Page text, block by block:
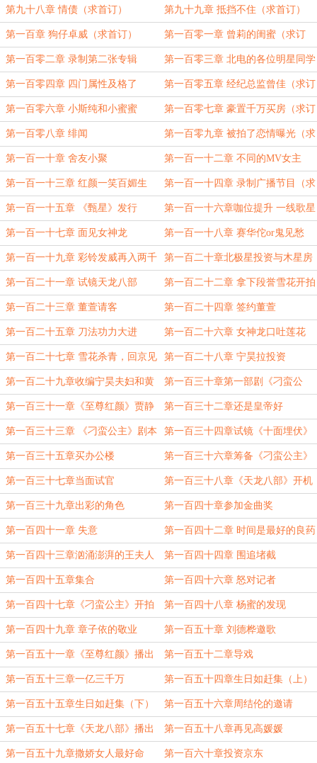
第九十八章 情债（求首订） 第九十九章 抵挡不住（求首订）
第一百章 狗仔卓威（求首订） 第一百零一章 曾莉的闺蜜（求订
阅，求各种票）
第一百零二章 录制第二张专辑 第一百零三章 北电的各位明星同学
（求订阅）
第一百零四章 四门属性及格了 第一百零五章 经纪总监曾佳（求订
阅，求各种票）
第一百零六章 小斯纯和小蜜蜜 第一百零七章 豪置千万买房（求订
阅）
第一百零八章 绯闻 第一百零九章 被拍了恋情曝光（求
订阅求各种票）
第一百一十章 舍友小聚 第一百一十二章 不同的MV女主
（求订阅）
第一百一十三章 红颜一笑百媚生 第一百一十四章 录制广播节目（求
订阅求各种票）
第一百一十五章 《甄星》发行 第一百一十六章咖位提升 一线歌星
第一百一十七章 面见女神龙 第一百一十八章 赛华佗or鬼见愁
第一百一十九章 彩铃发威再入两千
多万
第一百二十章北极星投资与木星房
地产投资
第一百二十一章 试镜天龙八部 第一百二十二章 拿下段誉雪花开拍
第一百二十三章 董萱请客 第一百二十四章 签约董萱
第一百二十五章 刀法功力大进 第一百二十六章 女神龙口吐莲花
第一百二十七章 雪花杀青，回京见
孙梨
第一百二十八章 宁昊拉投资
第一百二十九章收编宁昊夫妇和黄
博
第一百三十章第一部剧《刁蛮公
主》
第一百三十一章《至尊红颜》贾静
文
第一百三十二章还是皇帝好
第一百三十三章 《刁蛮公主》剧本
出炉
第一百三十四章试镜《十面埋伏》
第一百三十五章买办公楼 第一百三十六章筹备《刁蛮公主》
第一百三十七章当面试官 第一百三十八章《天龙八部》开机
第一百三十九章出彩的角色 第一百四十章参加金曲奖
第一百四十一章 失意 第一百四十二章 时间是最好的良药
第一百四十三章汹涌澎湃的王夫人 第一百四十四章 围追堵截
第一百四十五章集合 第一百四十六章 怒对记者
第一百四十七章《刁蛮公主》开拍 第一百四十八章 杨蜜的发现
第一百四十九章 章子依的敬业 第一百五十章 刘德桦邀歌
第一百五十一章《至尊红颜》播出 第一百五十二章导戏
第一百五十三章一亿三千万 第一百五十四章生日如赶集（上）
第一百五十五章生日如赶集（下） 第一百五十六章周结伦的邀请
第一百五十七章《天龙八部》播出 第一百五十八章再见高媛媛
第一百五十九章撒娇女人最好命 第一百六十章投资京东